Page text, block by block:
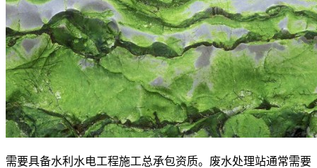
需要具备水利水电工程施工总承包资质。废水处理站通常需要